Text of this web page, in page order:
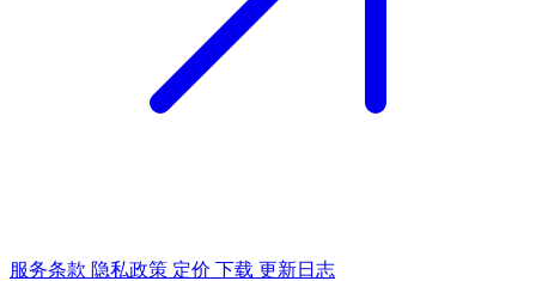
服务条款 隐私政策 定价 下载 更新日志